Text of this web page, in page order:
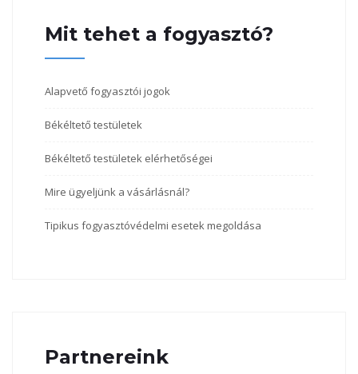
Mit tehet a fogyasztó?
Alapvető fogyasztói jogok
Békéltető testületek
Békéltető testületek elérhetőségei
Mire ügyeljünk a vásárlásnál?
Tipikus fogyasztóvédelmi esetek megoldása
Partnereink